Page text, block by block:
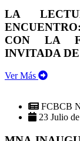
LA
CON LA
INVITADA
Ver Más
FCBCB
23 Julio